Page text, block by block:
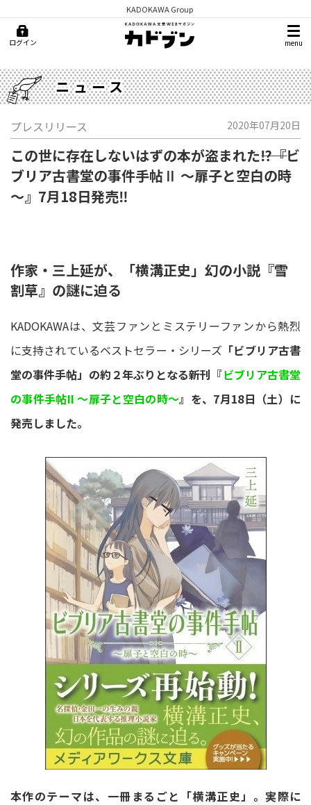
KADOKAWA Group
ログイン menu
ニュース
プレスリリース 2020年07月20日
この世に存在しないはずの本が盗まれた――⁉『ビ
ブリア古書堂の事件手帖Ⅱ ～扉子と空白の時
～』7月18日発売‼
作家・三上延が、「横溝正史」幻の小説『雪
割草』の謎に迫る
KADOKAWAは、文芸ファンとミステリーファンから熱烈
に支持されているベストセラー・シリーズ 「ビブリア古書
堂の事件手帖」の約２年ぶりとなる新刊『ビブリア古書堂
の事件手帖II ～扉子と空白の時～』を、7月18日（土）に
発売しました。
本作のテーマは、一冊まるごと「横溝正史」。実際に